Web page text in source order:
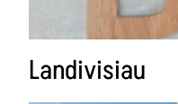
Landivisiau